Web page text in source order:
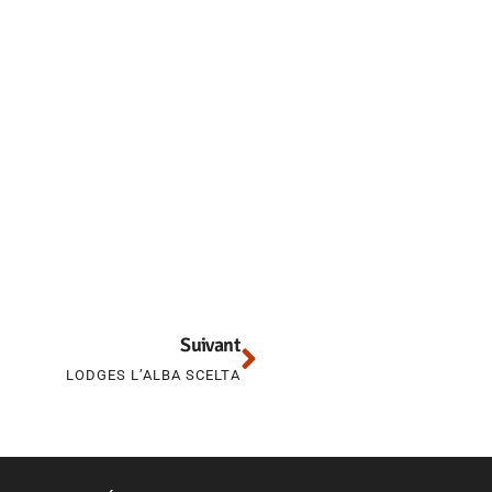
Suivant
LODGES L’ALBA SCELTA